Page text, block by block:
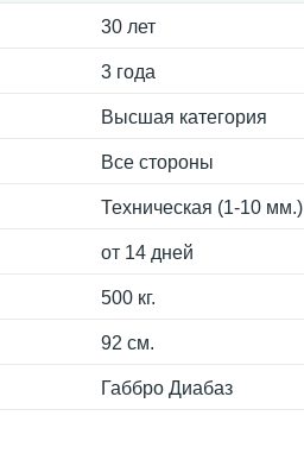
30 лет
3 года
Высшая категория
Все стороны
Техническая (1-10 мм.)
от 14 дней
500 кг.
92 см.
Габбро Диабаз